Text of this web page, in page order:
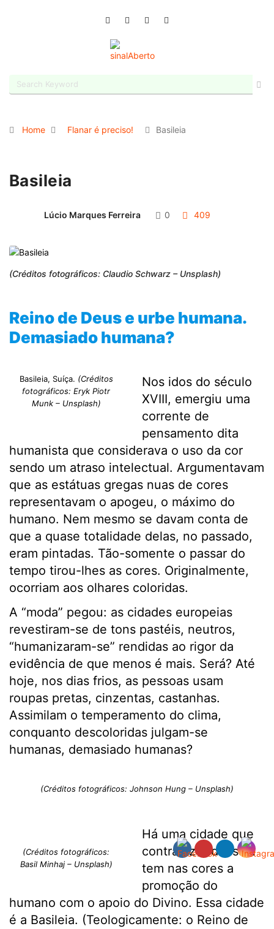
Home Flanar é preciso! Basileia
Basileia
Lúcio Marques Ferreira 0 409
(Créditos fotográficos: Claudio Schwarz – Unsplash)
Reino de Deus e urbe humana.
Demasiado humana?
Basileia, Suíça. (Créditos
fotográficos: Eryk Piotr
Munk – Unsplash)
Nos idos do século
XVIII, emergiu uma
corrente de
pensamento dita
humanista que considerava o uso da cor
sendo um atraso intelectual. Argumentavam
que as estátuas gregas nuas de cores
representavam o apogeu, o máximo do
humano. Nem mesmo se davam conta de
que a quase totalidade delas, no passado,
eram pintadas. Tão-somente o passar do
tempo tirou-lhes as cores. Originalmente,
ocorriam aos olhares coloridas.
A “moda” pegou: as cidades europeias
revestiram-se de tons pastéis, neutros,
“humanizaram-se” rendidas ao rigor da
evidência de que menos é mais. Será? Até
hoje, nos dias frios, as pessoas usam
roupas pretas, cinzentas, castanhas.
Assimilam o temperamento do clima,
conquanto descoloridas julgam-se
humanas, demasiado humanas?
(Créditos fotográficos: Johnson Hung – Unsplash)
(Créditos fotográficos:
Basil Minhaj – Unsplash)
Há uma cidade que
contradiz tudo isso:
tem nas cores a
promoção do
humano com o apoio do Divino. Essa cidade
é a Basileia. (Teologicamente: o Reino de